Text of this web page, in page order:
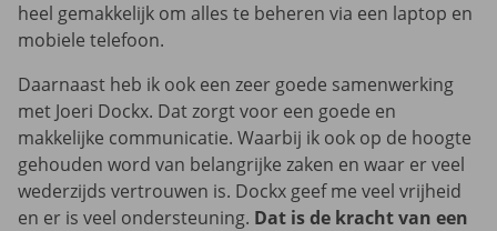
heel gemakkelijk om alles te beheren via een laptop en
mobiele telefoon.
Daarnaast heb ik ook een zeer goede samenwerking
met Joeri Dockx. Dat zorgt voor een goede en
makkelijke communicatie. Waarbij ik ook op de hoogte
gehouden word van belangrijke zaken en waar er veel
wederzijds vertrouwen is. Dockx geef me veel vrijheid
en er is veel ondersteuning. Dat is de kracht van een